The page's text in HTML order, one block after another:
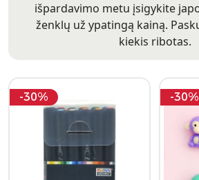
išpardavimo metu įsigykite
ženklų už ypatingą kainą.
kiekis ribotas.
-30% -30%